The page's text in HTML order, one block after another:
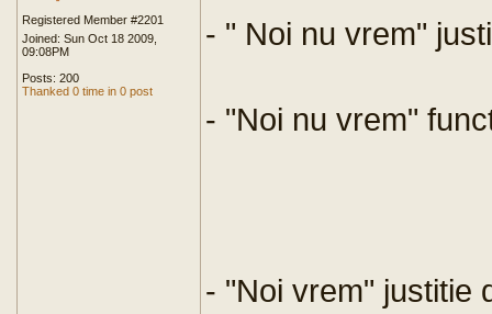
Registered Member #2201
Joined: Sun Oct 18 2009,
09:08PM
Posts: 200
Thanked 0 time in 0 post
- " Noi nu vrem"
- "Noi nu vrem"
- "Noi vrem" justitie